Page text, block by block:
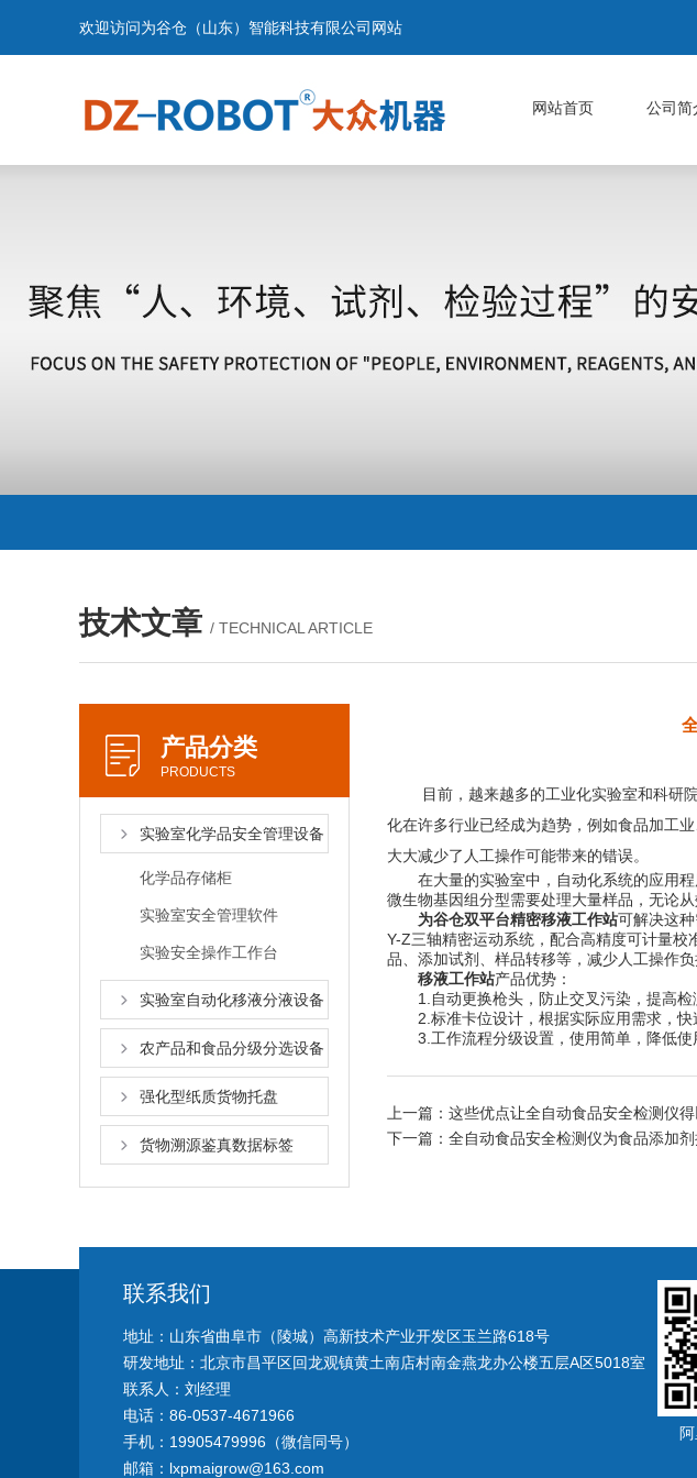
欢迎访问为谷仓（山东）智能科技有限公司网站
网站首页 公司简
技术文章 / TECHNICAL ARTICLE
产品分类
PRODUCTS
实验室化学品安全管理设备
化学品存储柜
实验室安全管理软件
实验安全操作工作台
实验室自动化移液分液设备
农产品和食品分级分选设备
强化型纸质货物托盘
货物溯源鉴真数据标签
目前，越来越多的工业化实验室和科研院
化在许多行业已经成为趋势，例如食品加工
大大减少了人工操作可能带来的错误。
在大量的实验室中，自动化系统的应用程
微生物基因组分型需要处理大量样品，无论
为谷仓双平台精密移液工作站可解决这
Y-Z三轴精密运动系统，配合高精度可计量
品、添加试剂、样品转移等，减少人工操作负
移液工作站产品优势：
1.自动更换枪头，防止交叉污染，提高检
2.标准卡位设计，根据实际应用需求，快
3.工作流程分级设置，使用简单，降低使
上一篇： 这些优点让全自动食品安全检测仪
下一篇： 全自动食品安全检测仪为食品添加
联系我们
地址：山东省曲阜市（陵城）高新技术产业开发区玉兰路618号
研发地址：北京市昌平区回龙观镇黄土南店村南金燕龙办公楼五层A区5018室
联系人：刘经理
电话：86-0537-4671966
手机：19905479996（微信同号）
邮箱：lxpmaigrow@163.com